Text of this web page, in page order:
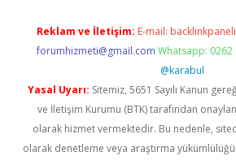
Reklam ve İletişim: E-mail:
forumhizmeti@gmail.com Whatsapp: 0262
@karabul
Yasal Uyarı: Sitemiz, 5651 Sayılı Kanun
ve İletişim Kurumu (BTK) tarafından
olarak hizmet vermektedir. Bu nedenle,
olarak denetleme veya araştırma